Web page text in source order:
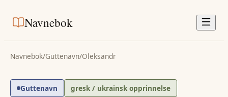
Navnebok
Navnebok/Guttenavn/Oleksandr
Guttenavn gresk / ukrainsk opprinnelse